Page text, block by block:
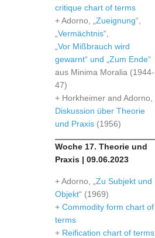
critique chart of terms
+ Adorno, „ Zueignung“,
Vermächtnis“,
„Vor Mißbrauch wird
gewarnt“ und „Zum Ende“
aus Minima Moralia (1944-
47)
+ Horkheimer and Adorno,
Diskussion über Theorie
und Praxis (1956)
Woche 17. Theorie und
Praxis | 09.06.2023
+ Adorno, „ Zu Subjekt und
Objekt“ (1969)
+ Commodity form chart of
terms
+ Reification chart of terms